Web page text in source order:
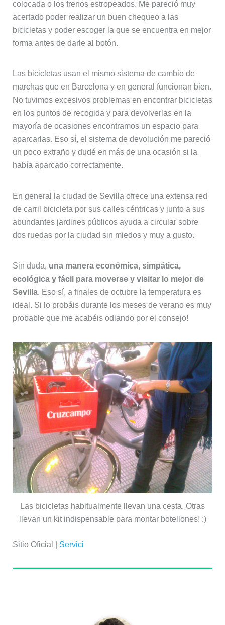
colocada o los frenos estropeados. Me pareció muy
acertado poder realizar un buen chequeo a las
bicicletas y poder escoger la que se encuentra en mejor
forma antes de darle al botón.
Las bicicletas usan el mismo sistema de cambio de
marchas que en Barcelona y en general funcionan bien.
No tuvimos excesivos problemas en encontrar bicicletas
en los puntos de recogida y para devolverlas en la
mayoría de ocasiones encontramos un espacio para
aparcarlas. Eso sí, el sistema de devolución me pareció
un poco extraño y dudé en más de una ocasión si la
había aparcado correctamente.
En general la ciudad de Sevilla ofrece una extensa red
de carril bicicleta por sus calles céntricas y junto a sus
abundantes jardines públicos ayuda a circular sobre
dos ruedas por la ciudad sin miedos y muy a gusto.
Sin duda, una manera económica, simpática,
ecológica y fácil para moverse y visitar lo mejor de
Sevilla. Eso sí, a finales de octubre la temperatura es
ideal. Si lo probáis durante los meses de verano es muy
probable que me acabéis odiando por el consejo!
Las bicicletas habitualmente llevan una cesta. Otras
llevan un kit indispensable para montar botellones! :)
Sitio Oficial | Servici